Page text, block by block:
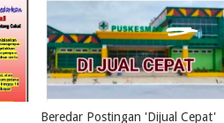
Beredar Postingan 'Dijual Cepat'